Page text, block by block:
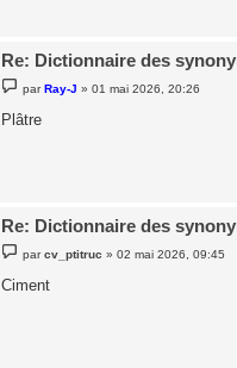
Re: Dictionnaire des
e
s
s
parRay-J »01 mai 2026, 20:26
Plâtre
Re: Dictionnaire des
e
s
parcv_ptitruc »02 mai 2026, 09:45
Ciment